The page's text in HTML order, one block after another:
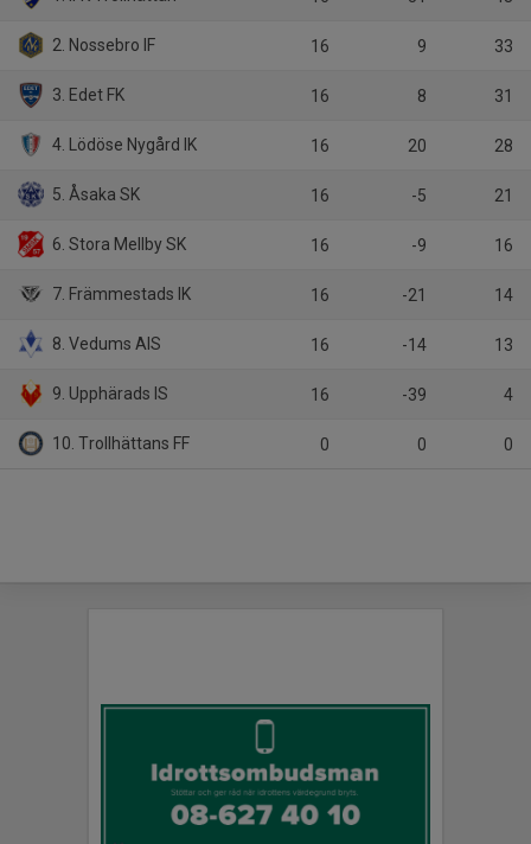
2. Nossebro IF 16 9 33
3. Edet FK 16 8 31
4. Lödöse Nygård IK 16 20 28
5. Åsaka SK 16 -5 21
6. Stora Mellby SK 16 -9 16
7. Främmestads IK 16 -21 14
8. Vedums AIS 16 -14 13
9. Upphärads IS 16 -39 4
10. Trollhättans FF 0 0 0